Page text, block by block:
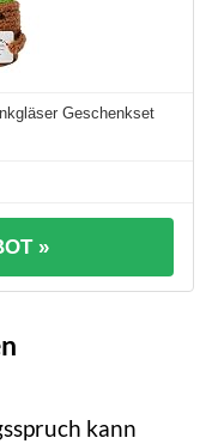
Geschenkset
»
kann